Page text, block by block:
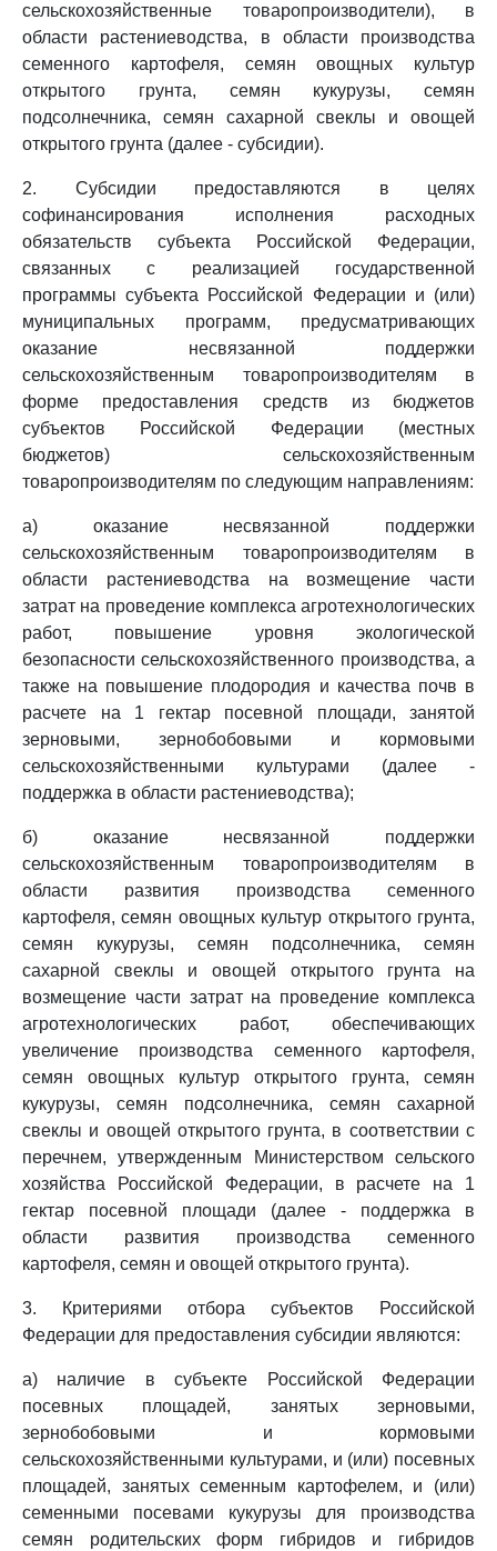
сельскохозяйственные товаропроизводители), в
области растениеводства, в области производства
семенного картофеля, семян овощных культур
открытого грунта, семян кукурузы, семян
подсолнечника, семян сахарной свеклы и овощей
открытого грунта (далее - субсидии).
2. Субсидии предоставляются в целях
софинансирования исполнения расходных
обязательств субъекта Российской Федерации,
связанных с реализацией государственной
программы субъекта Российской Федерации и (или)
муниципальных программ, предусматривающих
оказание несвязанной поддержки
сельскохозяйственным товаропроизводителям в
форме предоставления средств из бюджетов
субъектов Российской Федерации (местных
бюджетов) сельскохозяйственным
товаропроизводителям по следующим направлениям:
а) оказание несвязанной поддержки
сельскохозяйственным товаропроизводителям в
области растениеводства на возмещение части
затрат на проведение комплекса агротехнологических
работ, повышение уровня экологической
безопасности сельскохозяйственного производства, а
также на повышение плодородия и качества почв в
расчете на 1 гектар посевной площади, занятой
зерновыми, зернобобовыми и кормовыми
сельскохозяйственными культурами (далее -
поддержка в области растениеводства);
б) оказание несвязанной поддержки
сельскохозяйственным товаропроизводителям в
области развития производства семенного
картофеля, семян овощных культур открытого грунта,
семян кукурузы, семян подсолнечника, семян
сахарной свеклы и овощей открытого грунта на
возмещение части затрат на проведение комплекса
агротехнологических работ, обеспечивающих
увеличение производства семенного картофеля,
семян овощных культур открытого грунта, семян
кукурузы, семян подсолнечника, семян сахарной
свеклы и овощей открытого грунта, в соответствии с
перечнем, утвержденным Министерством сельского
хозяйства Российской Федерации, в расчете на 1
гектар посевной площади (далее - поддержка в
области развития производства семенного
картофеля, семян и овощей открытого грунта).
3. Критериями отбора субъектов Российской
Федерации для предоставления субсидии являются:
а) наличие в субъекте Российской Федерации
посевных площадей, занятых зерновыми,
зернобобовыми и кормовыми
сельскохозяйственными культурами, и (или) посевных
площадей, занятых семенным картофелем, и (или)
семенными посевами кукурузы для производства
семян родительских форм гибридов и гибридов